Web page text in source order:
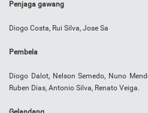
Penjaga gawang
Diogo Costa, Rui Silva, Jose Sa
Pembela
Diogo Dalot, Nelson Semedo, Nuno
Ruben Dias, Antonio Silva, Renato Veiga.